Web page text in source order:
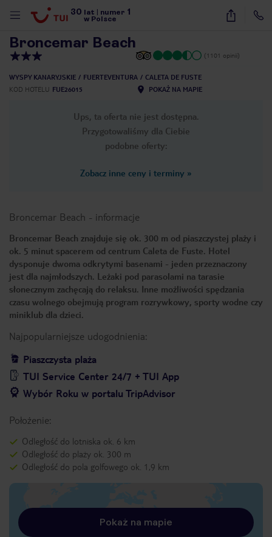
30 lat numer 1
w Polsce
43
Broncemar Beach
(1101 opinii)
WYSPY KANARYJSKIE FUERTEVENTURA
CALETA DE FUSTE
KOD HOTELU FUE26015 POKAŻ NA MAPIE
Ups, ta oferta nie jest dostępna.
Przygotowaliśmy dla Ciebie
podobne oferty:
Zobacz inne ceny i terminy »
Broncemar Beach - informacje
Broncemar Beach znajduje się ok. 300 m od piaszczystej plaży i
ok. 5 minut spacerem od centrum Caleta de Fuste. Hotel
dysponuje dwoma odkrytymi basenami - jeden przeznaczony
jest dla najmłodszych. Leżaki pod parasolami na tarasie
słonecznym zachęcają do relaksu. Inne możliwości spędzania
czasu wolnego obejmują program rozrywkowy, sporty wodne czy
miniklub dla dzieci.
Najpopularniejsze udogodnienia:
Piaszczysta plaża
TUI Service Center 24/7 + TUI App
Wybór Roku w portalu TripAdvisor
Położenie:
Odległość do lotniska ok. 6 km
Odległość do plaży ok. 300 m
Odległość do pola golfowego ok. 1,9 km
Pokaż na mapie